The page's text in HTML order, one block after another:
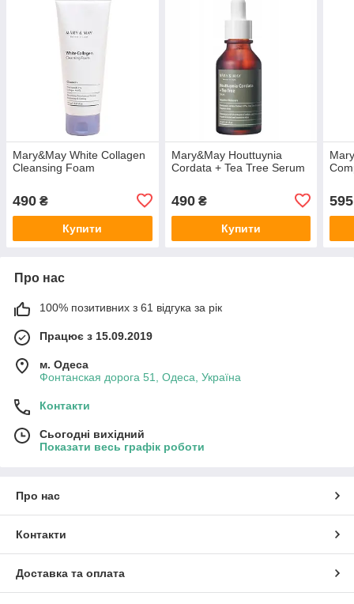
Mary&May White Collagen
Cleansing Foam
490 ₴
Купити
Mary&May Houttuynia
Cordata + Tea Tree Serum
490₴
Купити
595
Про нас
100% позитивних з 61 відгука за рік
Працює з 15.09.2019
м. Одеса
Фонтанская дорога 51, Одеса, Україна
Контакти
Сьогодні вихідний
Показати весь графік роботи
Про нас
Контакти
Доставка та оплата